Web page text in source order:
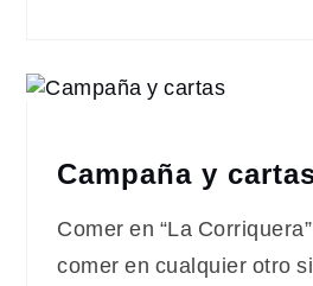
Campaña y
Comer en “La
comer en cualquier otro